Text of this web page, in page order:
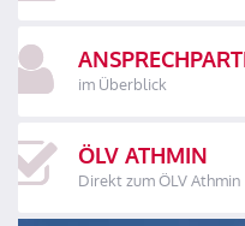
im Überblick
ÖLV ATHMIN
Direkt zum ÖLV Athmin